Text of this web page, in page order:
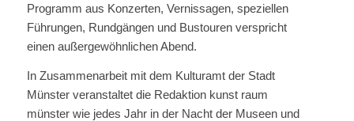
Programm aus Konzerten, Vernissagen, speziellen
Führungen, Rundgängen und Bustouren verspricht
einen außergewöhnlichen Abend.
In Zusammenarbeit mit dem Kulturamt der Stadt
Münster veranstaltet die Redaktion kunst raum
münster wie jedes Jahr in der Nacht der Museen und